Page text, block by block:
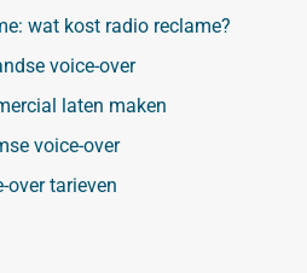
wat kost radio reclame?
voice-over
laten maken
voice-over
over tarieven